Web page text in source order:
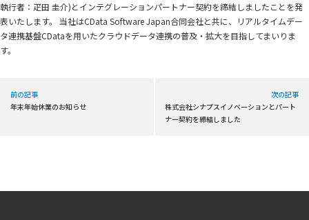
執行者：疋田 圭介)とインテグレーションパートナー契約を締結しましたことを発
表いたします。 当社はCData Software Japan合同会社と共に、リアルタイムデー
タ連携基盤CDataを用いたクラウドデータ連携の普及・拡大を目指してまいりま
す。
前の記事
年末年始休業のお知らせ
次の記事
株式会社シナプスイノベーションとパート
ナー契約を締結しました